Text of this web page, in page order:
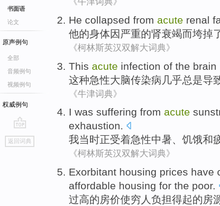
书面语
论文
原声例句
全部
音频例句
视频例句
权威例句
go
top
返回词典
He collapsed from acute renal
他的身体因 严重的肾衰竭而垮掉
《柯林斯英汉双解大词典》
This acute infection of the brain
这种急性大脑传染病 几乎总是导
《牛津词典》
I was suffering from acute
exhaustion.
我当时正受着急性中暑、 饥饿和
《柯林斯英汉双解大词典》
Exorbitant housing prices have
affordable housing for the poor.
过高的房价使穷人 负担得起的房